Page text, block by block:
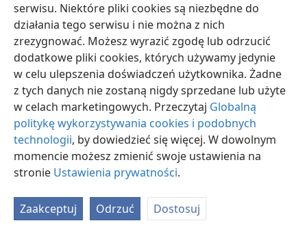
serwisu. Niektóre pliki cookies są niezbędne do
działania tego serwisu i nie można z nich
zrezygnować. Możesz wyrazić zgodę lub odrzucić
dodatkowe pliki cookies, których używamy jedynie
w celu ulepszenia doświadczeń użytkownika. Żadne
z tych danych nie zostaną nigdy sprzedane lub użyte
w celach marketingowych. Przeczytaj Globalną
politykę wykorzystywania cookies i podobnych
technologii, by dowiedzieć się więcej. W dowolnym
momencie możesz zmienić swoje ustawienia na
stronie Ustawienia prywatności.
Zaakceptuj Odrzuć Dostosuj
polski Ustawienia
Copyright© 2026 Watch Tower Bible and Tract Society of Pennsylvania
Warunki użytkowania Polityka prywatności
JW.ORG
Zaloguj